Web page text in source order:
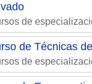
de
de Técnicas
de